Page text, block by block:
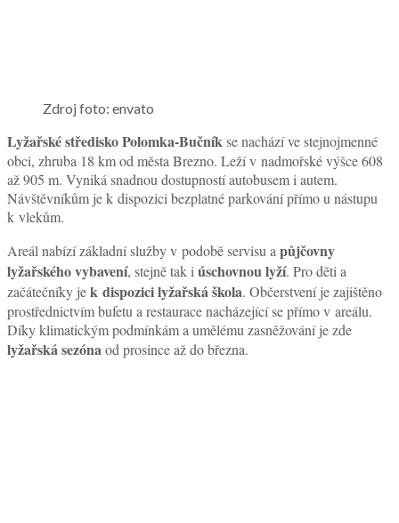
Zdroj foto: envato
Lyžařské středisko Polomka-Bučníkse nachází ve stejnojmenné
obci, zhruba 18 km od města Brezno. Leží v nadmořské výšce 608
až 905 m. Vyniká snadnou dostupností autobusem i autem.
Návštěvníkům je k dispozici bezplatné parkování přímo u nástupu
k vlekům.
Areál nabízí základní služby v podobě servisu a půjčovny
lyžařského vybavení, stejně tak i úschovnou lyží. Pro děti a
začátečníky jek dispozici lyžařská škola. Občerstvení je zajištěno
prostřednictvím bufetu a restaurace nacházející se přímo v areálu.
Díky klimatickým podmínkám a umělému zasněžování je zde
lyžařská sezónaod prosince až do března.